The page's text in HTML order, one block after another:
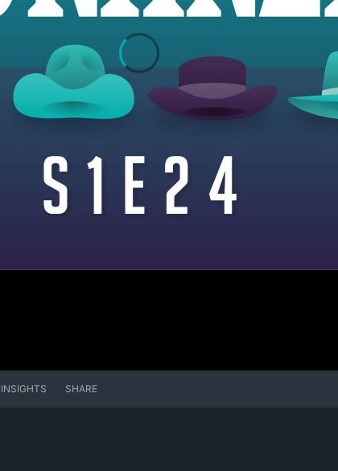
INSIGHTS SHARE